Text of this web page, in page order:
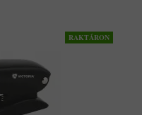
RAKTÁRON